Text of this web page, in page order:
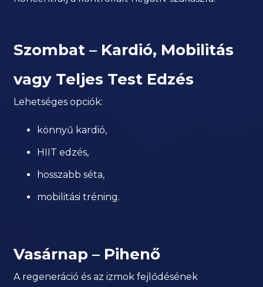
Szombat – Kardió, Mobilitás
vagy Teljes Test Edzés
Lehetséges opciók:
könnyű kardió,
HIIT edzés,
hosszabb séta,
mobilitási tréning.
Vasárnap – Pihenő
A regeneráció és az izmok fejlődésének